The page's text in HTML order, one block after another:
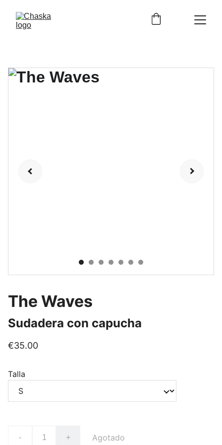
The Waves
Sudadera con capucha
€35.00
Talla
- + Agotado